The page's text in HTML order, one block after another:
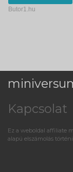
Butor1.hu
Kapcsolat
Ez a weboldal affiliate
alapú elszámolás